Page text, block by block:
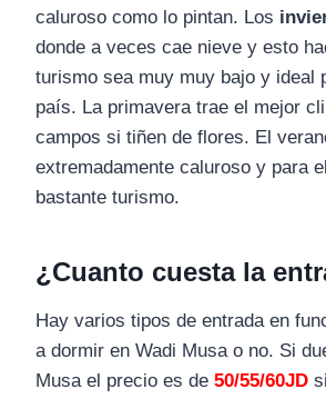
caluroso como lo pintan. Los
donde a veces cae nieve y esto
turismo sea muy muy bajo y ideal
país. La primavera trae el mejor
campos si tiñen de flores. El
extremadamente caluroso y para
bastante turismo.
¿Cuanto cuesta la
Hay varios tipos de entrada en
a dormir en Wadi Musa o no. Si
Musa el precio es de 50/55/60JD